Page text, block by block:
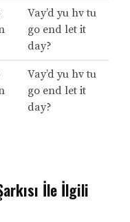
Vay’d yu hv tu
go end let it
day?
Vay’d yu hv tu
go end let it
day?
İle İlgili